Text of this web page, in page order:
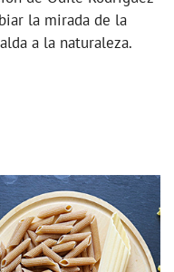
la mirada de la
a la naturaleza.